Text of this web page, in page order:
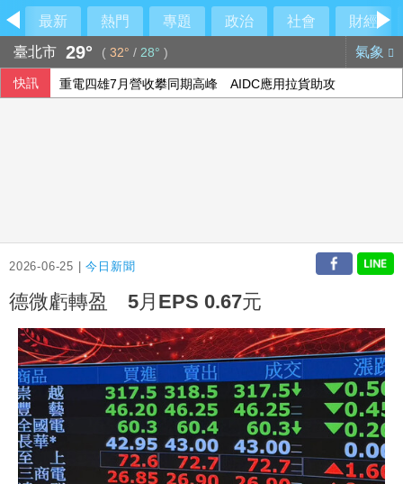
最新 熱門 專題 政治 社會
財經
臺北市 29° ( 32° / 28° ) 氣象
快訊 重電四雄7月營收攀同期高峰 AIDC應用拉貨助攻
2026-06-25 |今日新聞
德微虧轉盈 5月EPS 0.67元